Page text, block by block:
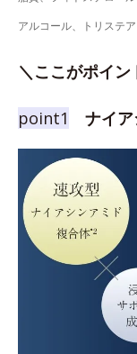
アルコール、トリステ
＼ここがポイン
point1 ナイ